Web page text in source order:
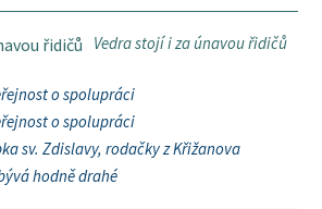
Vedra stojí i za únavou řidičů
o spolupráci
o spolupráci
sv. Zdislavy, rodačky z Křižanova
hodně drahé